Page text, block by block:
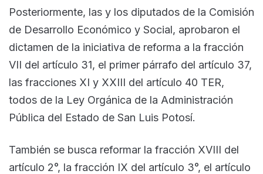
Posteriormente, las y los diputados de la Comisión
de Desarrollo Económico y Social, aprobaron el
dictamen de la iniciativa de reforma a la fracción
VII del artículo 31, el primer párrafo del artículo 37,
las fracciones XI y XXIII del artículo 40 TER,
todos de la Ley Orgánica de la Administración
Pública del Estado de San Luis Potosí.
También se busca reformar la fracción XVIII del
artículo 2°, la fracción IX del artículo 3°, el artículo